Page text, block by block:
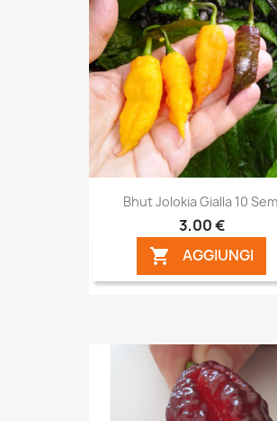
Bhut Jolokia Gialla 10
3,00 €
 AGGIUNGI